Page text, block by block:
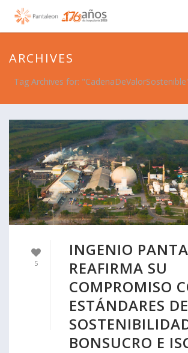
ARCHIVES
Tag Archives for:
5
INGENIO
REAFIRMA SU
COMPROMISO
ESTÁNDARES DE
BONSUCRO E